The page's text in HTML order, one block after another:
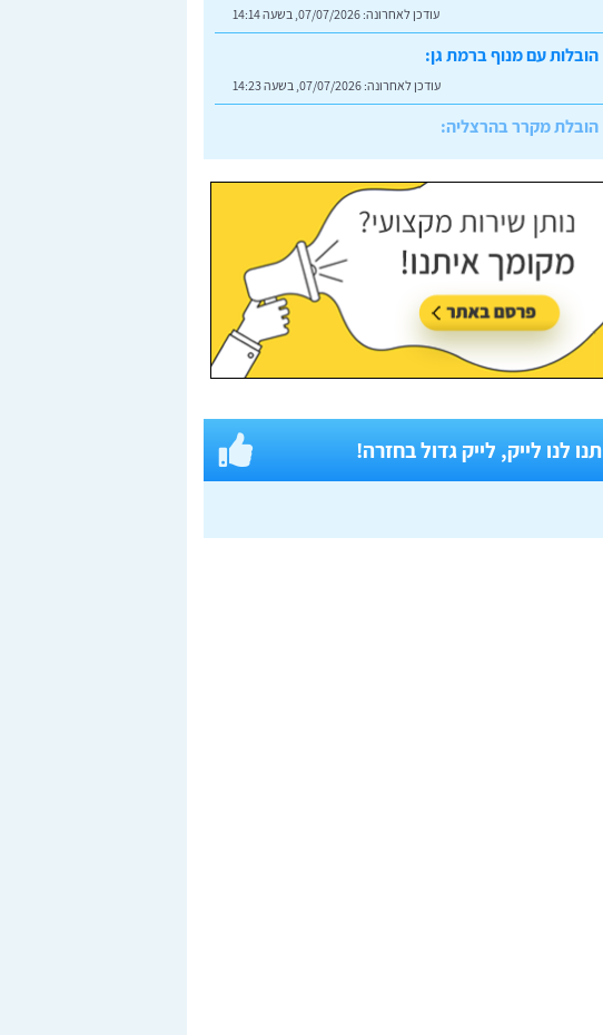
עודכן לאחרונה:07/07/2026, בשעה 14:14
הובלות עם מנוף ברמת גן:
עודכן לאחרונה:07/07/2026, בשעה 14:23
הובלת מקרר בהרצליה:
עודכן לאחרונה:07/07/2026, בשעה 14:20
תנו לנו לייק, לייק גדול בחזרה!